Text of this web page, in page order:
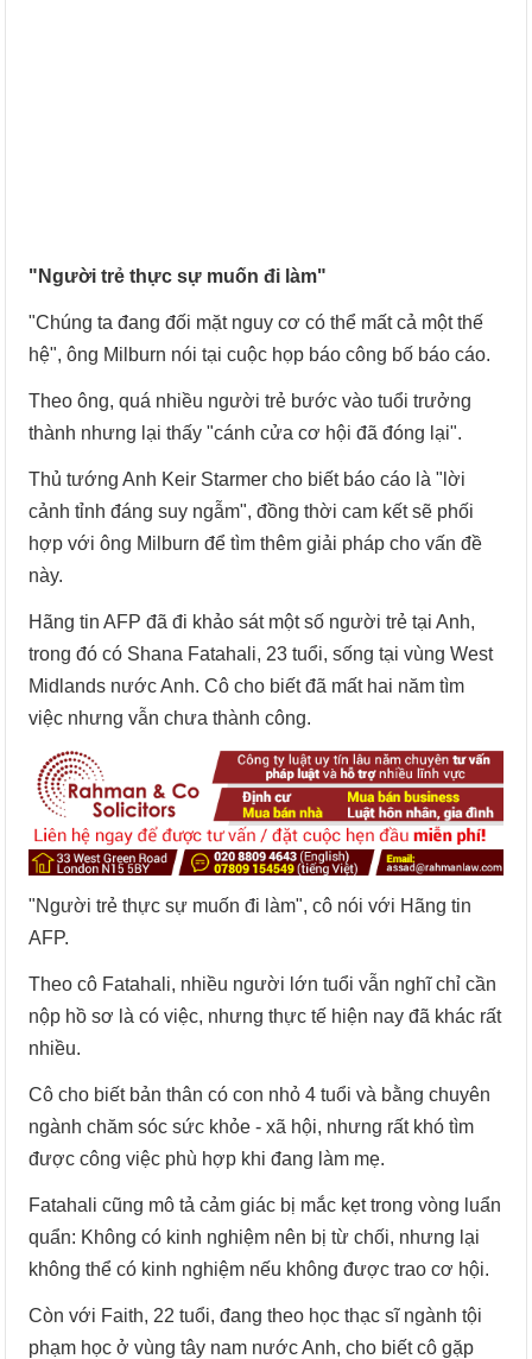
"Người trẻ thực sự muốn đi làm"
"Chúng ta đang đối mặt nguy cơ có thể mất cả một thế
hệ", ông Milburn nói tại cuộc họp báo công bố báo cáo.
Theo ông, quá nhiều người trẻ bước vào tuổi trưởng
thành nhưng lại thấy "cánh cửa cơ hội đã đóng lại".
Thủ tướng Anh Keir Starmer cho biết báo cáo là "lời
cảnh tỉnh đáng suy ngẫm", đồng thời cam kết sẽ phối
hợp với ông Milburn để tìm thêm giải pháp cho vấn đề
này.
Hãng tin AFP đã đi khảo sát một số người trẻ tại Anh,
trong đó có Shana Fatahali, 23 tuổi, sống tại vùng West
Midlands nước Anh. Cô cho biết đã mất hai năm tìm
việc nhưng vẫn chưa thành công.
"Người trẻ thực sự muốn đi làm", cô nói với Hãng tin
AFP.
Theo cô Fatahali, nhiều người lớn tuổi vẫn nghĩ chỉ cần
nộp hồ sơ là có việc, nhưng thực tế hiện nay đã khác rất
nhiều.
Cô cho biết bản thân có con nhỏ 4 tuổi và bằng chuyên
ngành chăm sóc sức khỏe - xã hội, nhưng rất khó tìm
được công việc phù hợp khi đang làm mẹ.
Fatahali cũng mô tả cảm giác bị mắc kẹt trong vòng luẩn
quẩn: Không có kinh nghiệm nên bị từ chối, nhưng lại
không thể có kinh nghiệm nếu không được trao cơ hội.
Còn với Faith, 22 tuổi, đang theo học thạc sĩ ngành tội
phạm học ở vùng tây nam nước Anh, cho biết cô gặp